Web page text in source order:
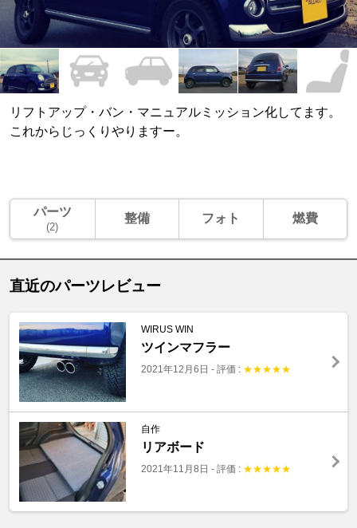
リフトアップ・バン・マニュアルミッション化してます。
これからじっくりやりますー。
パーツ
(2)
整備 フォト 燃費
直近のパーツレビュー
WIRUS WIN
ツインマフラー
2021年12月6日 - 評価 : ★★★★★
自作
リアボード
2021年11月8日 - 評価 : ★★★★★